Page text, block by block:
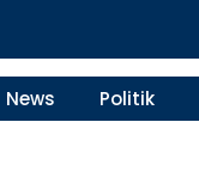
News Politik